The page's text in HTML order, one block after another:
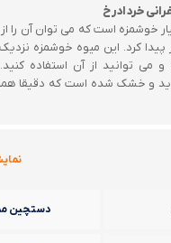
خردادرخ
خوشمزه است که می توان آن را از
و می توانید از آن استفاده
و خشک شده است که دقیقا
دستچین